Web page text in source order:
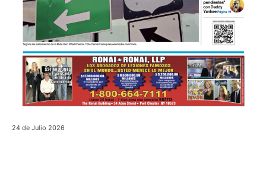
24 de Julio 2026